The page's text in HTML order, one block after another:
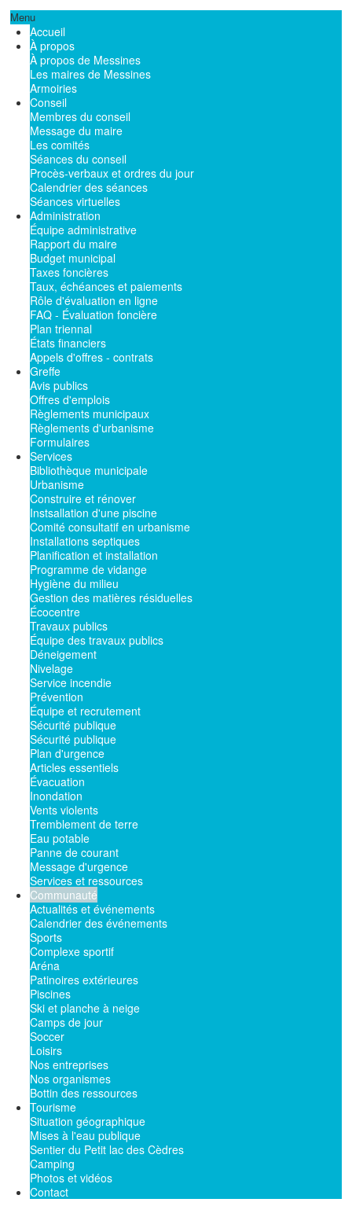
Menu
Accueil
À propos
À propos de Messines
Les maires de Messines
Armoiries
Conseil
Membres du conseil
Message du maire
Les comités
Séances du conseil
Procès-verbaux et ordres du jour
Calendrier des séances
Séances virtuelles
Administration
Équipe administrative
Rapport du maire
Budget municipal
Taxes foncières
Taux, échéances et paiements
Rôle d'évaluation en ligne
FAQ - Évaluation foncière
Plan triennal
États financiers
Appels d'offres - contrats
Greffe
Avis publics
Offres d'emplois
Règlements municipaux
Règlements d'urbanisme
Formulaires
Services
Bibliothèque municipale
Urbanisme
Construire et rénover
Instsallation d'une piscine
Comité consultatif en urbanisme
Installations septiques
Planification et installation
Programme de vidange
Hygiène du milieu
Gestion des matières résiduelles
Écocentre
Travaux publics
Équipe des travaux publics
Déneigement
Nivelage
Service incendie
Prévention
Équipe et recrutement
Sécurité publique
Sécurité publique
Plan d'urgence
Articles essentiels
Évacuation
Inondation
Vents violents
Tremblement de terre
Eau potable
Panne de courant
Message d'urgence
Services et ressources
Communauté
Actualités et événements
Calendrier des événements
Sports
Complexe sportif
Aréna
Patinoires extérieures
Piscines
Ski et planche à neige
Camps de jour
Soccer
Loisirs
Nos entreprises
Nos organismes
Bottin des ressources
Tourisme
Situation géographique
Mises à l'eau publique
Sentier du Petit lac des Cèdres
Camping
Photos et vidéos
Contact